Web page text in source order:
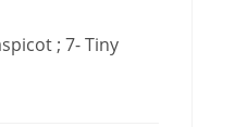
; 7- Tiny